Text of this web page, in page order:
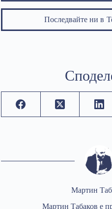
Последвайте ни в
Мартин
Мартин Табаков е